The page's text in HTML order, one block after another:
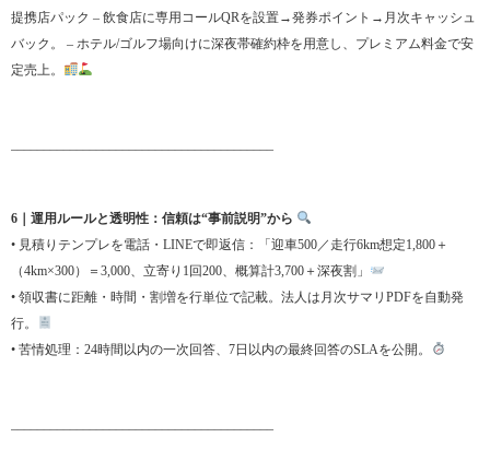
提携店パック – 飲食店に専用コールQRを設置→発券ポイント→月次キャッシュ
バック。 – ホテル/ゴルフ場向けに深夜帯確約枠を用意し、プレミアム料金で安
定売上。
6｜運用ルールと透明性：信頼は“事前説明”から
• 見積りテンプレを電話・LINEで即返信：「迎車500／走行6km想定1,800＋
（4km×300）＝3,000、立寄り1回200、概算計3,700＋深夜割」
• 領収書に距離・時間・割増を行単位で記載。法人は月次サマリPDFを自動発
行。
• 苦情処理：24時間以内の一次回答、7日以内の最終回答のSLAを公開。